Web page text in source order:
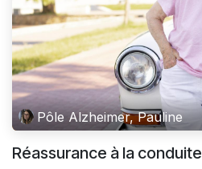
Pôle Alzheimer, Pauline
Réassurance à la conduite